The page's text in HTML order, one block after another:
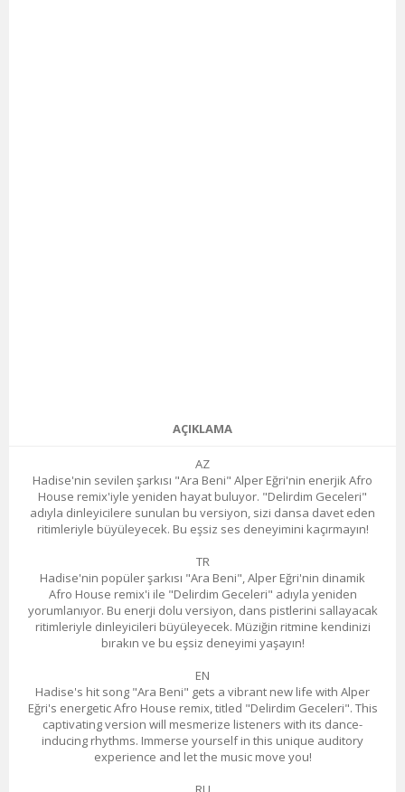
AÇIKLAMA
AZ
Hadise'nin sevilen şarkısı "Ara Beni" Alper Eğri'nin enerjik Afro
House remix'iyle yeniden hayat buluyor. "Delirdim Geceleri"
adıyla dinleyicilere sunulan bu versiyon, sizi dansa davet eden
ritimleriyle büyüleyecek. Bu eşsiz ses deneyimini kaçırmayın!
TR
Hadise'nin popüler şarkısı "Ara Beni", Alper Eğri'nin dinamik
Afro House remix'i ile "Delirdim Geceleri" adıyla yeniden
yorumlanıyor. Bu enerji dolu versiyon, dans pistlerini sallayacak
ritimleriyle dinleyicileri büyüleyecek. Müziğin ritmine kendinizi
bırakın ve bu eşsiz deneyimi yaşayın!
EN
Hadise's hit song "Ara Beni" gets a vibrant new life with Alper
Eğri's energetic Afro House remix, titled "Delirdim Geceleri". This
captivating version will mesmerize listeners with its dance-
inducing rhythms. Immerse yourself in this unique auditory
experience and let the music move you!